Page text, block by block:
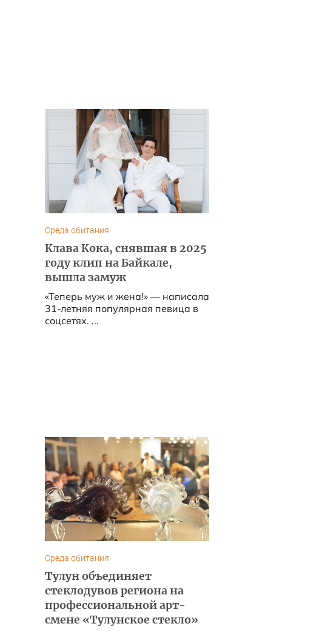
Среда обитания
Клава Кока, снявшая в 2025
году клип на Байкале,
вышла замуж
«Теперь муж и жена!» — написала
31-летняя популярная певица в
соцсетях. ...
Среда обитания
Тулун объединяет
стеклодувов региона на
профессиональной арт-
смене «Тулунское стекло»